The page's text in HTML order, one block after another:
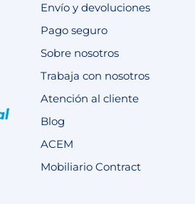
Envío y devoluciones
Pago seguro
Sobre nosotros
Trabaja con nosotros
Atención al cliente
Blog
ACEM
Mobiliario Contract